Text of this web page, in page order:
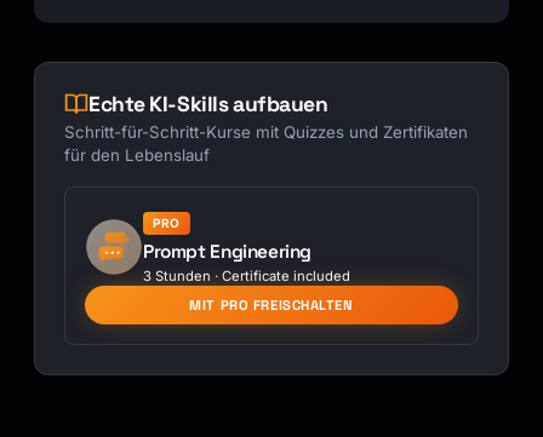
Echte KI-Skills aufbauen
Schritt-für-Schritt-Kurse mit Quizzes und Zertifikaten
für den Lebenslauf
PRO
Prompt Engineering
3 Stunden · Certificate included
MIT PRO FREISCHALTEN